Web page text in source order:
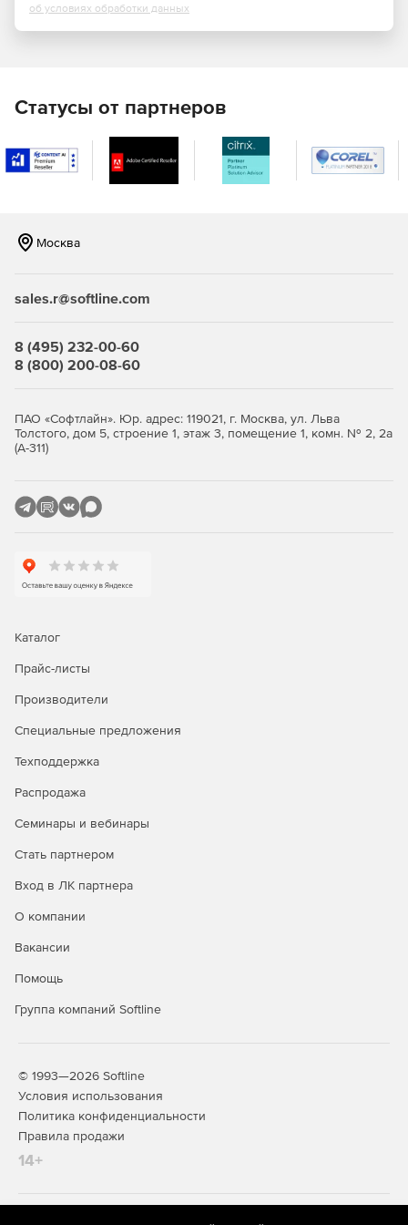
ссылки (XREF), атрибуты и таблицы – все, что нужно
скругления, фаски, булевы операции. Это позволяет
создавать наглядные модели объектов и
использовать их для визуализации и проверки
коллизий.
штриховок и мультилиний. Размеры автоматически
документации.
создавать несколько листов с разными видами,
настраивать видовые экраны, масштабы и параметры
позволяет адаптировать программу под внутренние
стандарты компании.
поддерживаются DXF, PDF, изображения и другие
форматы. Экспорт в PDF позволяет быстро
Инструменты сравнения и анализа. Есть функции для
отличий – это полезно при согласовании изменений и
клавиши и рабочее пространство под
привычный рабочий процесс.
построен по классической схеме САПР, поэтому
специалисты, работавшие в аналогичных системах,
переобучения.
Высокая производительность на стандартных ПК.
снижая требования к аппаратным ресурсам.
сопоставимый с более дорогими САПР, при более
доступной стоимости лицензий и обслуживания.
об условиях обработки данных
Статусы от партнеров
Москва
sales.r@softline.com
8 (495) 232-00-60
8 (800) 200-08-60
ПАО «Софтлайн». Юр. адрес: 119021, г. Москва, ул. Льва
Толстого, дом 5, строение 1, этаж 3, помещение 1, комн. № 2, 2а
(А-311)
Каталог
Прайс-листы
Производители
Специальные предложения
Техподдержка
Распродажа
Семинары и вебинары
Стать партнером
Вход в ЛК партнера
О компании
Вакансии
Помощь
Группа компаний Softline
© 1993—2026 Softline
Условия использования
Политика конфиденциальности
Правила продажи
14+